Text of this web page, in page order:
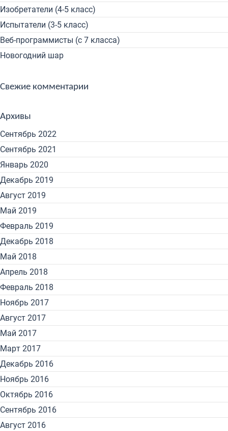
Изобретатели (4-5 класс)
Испытатели (3-5 класс)
Веб-программисты (с 7 класса)
Новогодний шар
Свежие комментарии
Архивы
Сентябрь 2022
Сентябрь 2021
Январь 2020
Декабрь 2019
Август 2019
Май 2019
Февраль 2019
Декабрь 2018
Май 2018
Апрель 2018
Февраль 2018
Ноябрь 2017
Август 2017
Май 2017
Март 2017
Декабрь 2016
Ноябрь 2016
Октябрь 2016
Сентябрь 2016
Август 2016